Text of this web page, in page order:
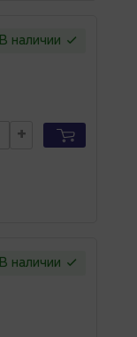
В наличии
+
В наличии